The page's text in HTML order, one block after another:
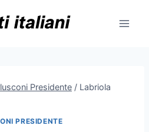
Presidente / Labriola
PRESIDENTE